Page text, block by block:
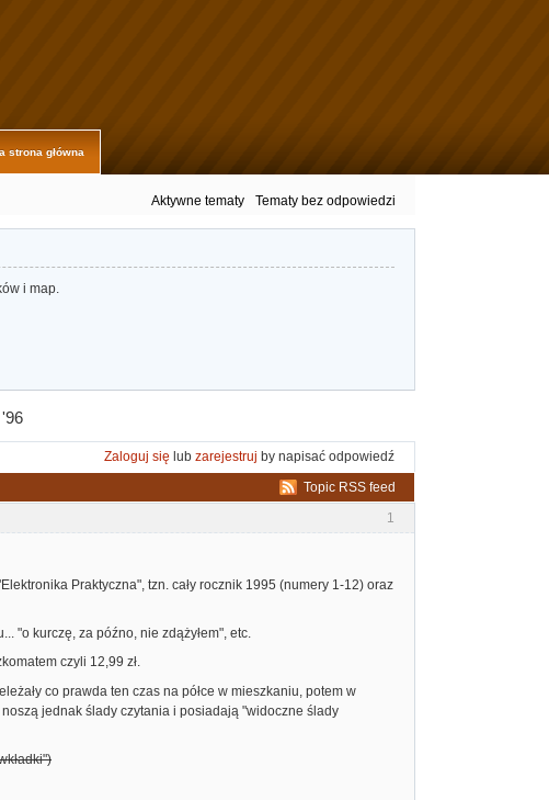
strona główna
Aktywne tematy Tematy bez odpowiedzi
i map.
Zaloguj się lub zarejestruj by napisać odpowiedź
Topic RSS feed
1
Praktyczna", tzn. cały rocznik 1995 (numery 1-12) oraz
"o kurczę, za późno, nie zdążyłem", etc.
czyli 12,99 zł.
co prawda ten czas na półce w mieszkaniu, potem w
jednak ślady czytania i posiadają "widoczne ślady